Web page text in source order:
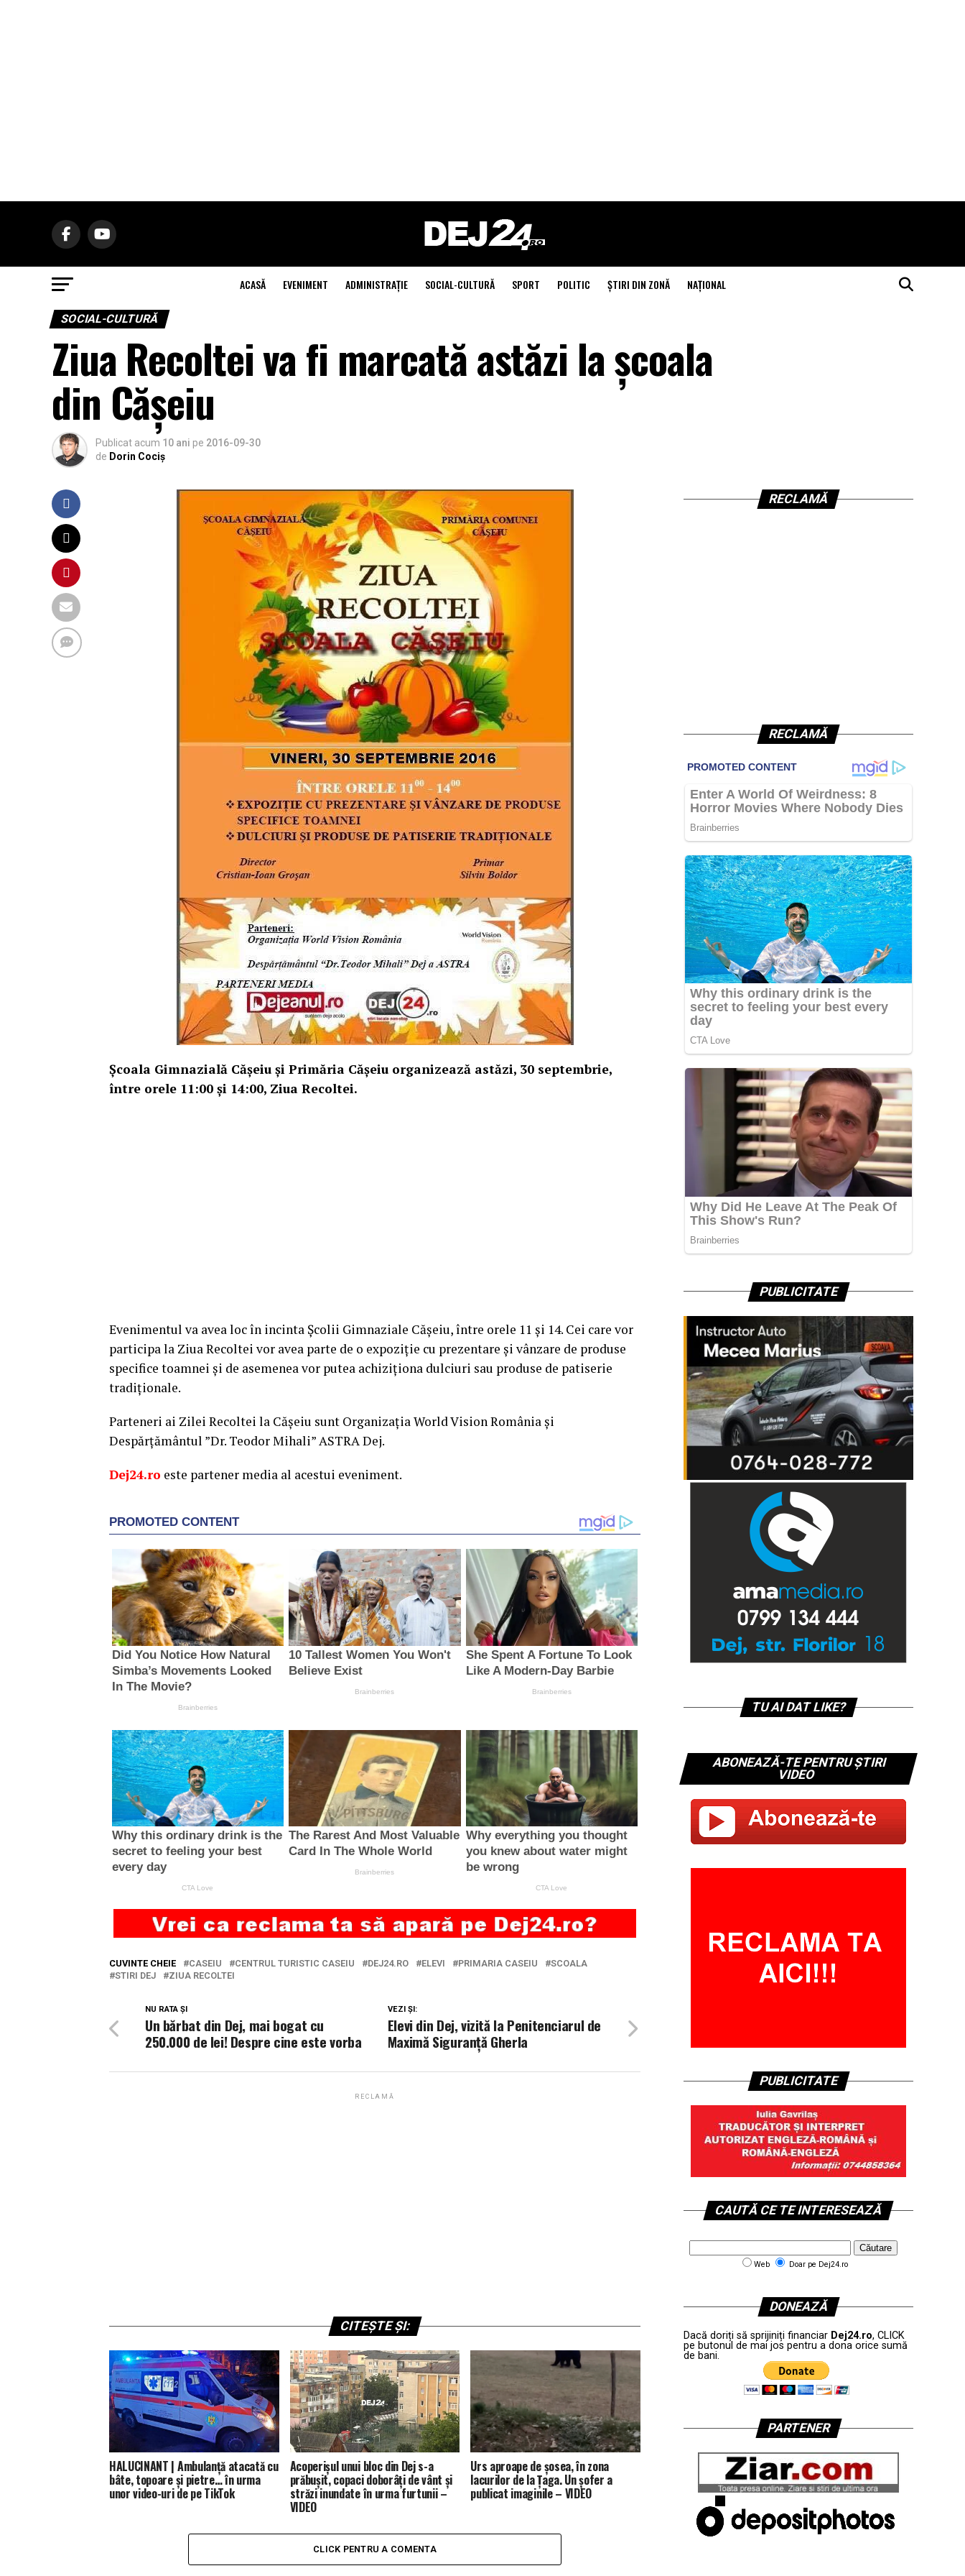
ACASĂ EVENIMENT ADMINISTRAŢIE SOCIAL-CULTURĂ SPORT POLITIC ŞTIRI DIN ZONĂ NAŢIONAL
SOCIAL-CULTURĂ
Ziua Recoltei va fi marcată astăzi la școala
din Cășeiu
Publicat acum 10 ani pe 2016-09-30
de Dorin Cociș
Școala Gimnazială Cășeiu și Primăria Cășeiu organizează astăzi, 30 septembrie,
între orele 11:00 și 14:00, Ziua Recoltei.
Evenimentul va avea loc în incinta Școlii Gimnaziale Cășeiu, între orele 11 și 14. Cei care vor
participa la Ziua Recoltei vor avea parte de o expoziție cu prezentare și vânzare de produse
specifice toamnei și de asemenea vor putea achiziționa dulciuri sau produse de patiserie
tradiționale.
Parteneri ai Zilei Recoltei la Cășeiu sunt Organizația World Vision România și
Despărțământul ”Dr. Teodor Mihali” ASTRA Dej.
Dej24.ro este partener media al acestui eveniment.
CUVINTE CHEIE CASEIU CENTRUL TURISTIC CASEIU DEJ24.RO ELEVI PRIMARIA CASEIU
SCOALA
STIRI DEJ
ZIUA RECOLTEI
VEZI ȘI:
Elevi din Dej, vizită la Penitenciarul de
Maximă Siguranță Gherla
NU RATA ȘI
Un bărbat din Dej, mai bogat cu
250.000 de lei! Despre cine este vorba
RECLAMĂ
CITEȘTE ȘI:
HALUCINANT | Ambulanță atacată cu
bâte, topoare și pietre… în urma
unor video-uri de pe TikTok
Acoperișul unui bloc din Dej s-a
prăbușit, copaci doborâți de vânt și
străzi inundate în urma furtunii –
VIDEO
Urs aproape de șosea, în zona
lacurilor de la Țaga. Un șofer a
publicat imaginile – VIDEO
CLICK PENTRU A COMENTA
RECLAMĂ
RECLAMĂ
PUBLICITATE
TU AI DAT LIKE?
ABONEAZĂ-TE PENTRU ȘTIRI
VIDEO
PUBLICITATE
CAUTĂ CE TE INTERESEAZĂ
Web Doar pe Dej24.ro
DONEAZĂ
Dacă doriți să sprijiniți financiar Dej24.ro, CLICK
pe butonul de mai jos pentru a dona orice sumă
de bani.
PARTENER